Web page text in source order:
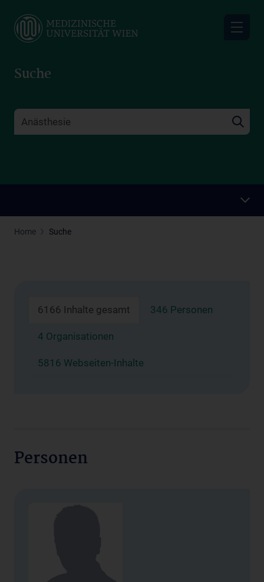
main
Suche
Home Suche
6166 Inhalte gesamt 346 Personen
4 Organisationen
5816 Webseiten-Inhalte
Personen